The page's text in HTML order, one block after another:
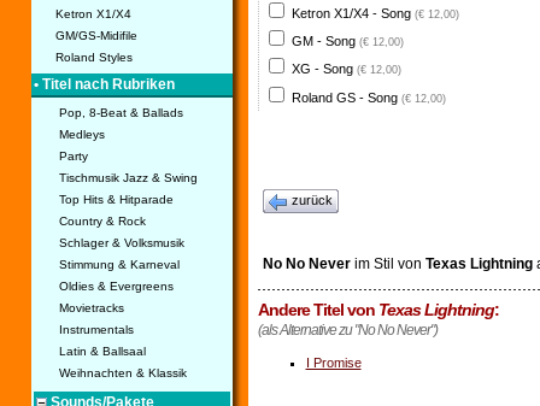
Ketron X1/X4
GM/GS-Midifile
Roland Styles
• Titel nach Rubriken
Pop, 8-Beat & Ballads
Medleys
Party
Tischmusik Jazz & Swing
Top Hits & Hitparade
Country & Rock
Schlager & Volksmusik
Stimmung & Karneval
Oldies & Evergreens
Movietracks
Instrumentals
Latin & Ballsaal
Weihnachten & Klassik
Sounds/Pakete
Ketron X1/X4 - Song (€ 12,00)
GM - Song (€ 12,00)
XG - Song (€ 12,00)
Roland GS - Song (€ 12,00)
zurück
No No Neverim Stil von Texas Lightning
Andere Titel von Texas Lightning:
(als Alternative zu "No No Never")
I Promise